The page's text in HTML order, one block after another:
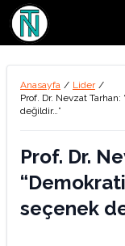
Anasayfa / Lider /
Prof. Dr. Nevzat
değildir…”
Prof. Dr.
seçenek